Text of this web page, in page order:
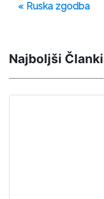
« Ruska zgodba
Najboljši Članki